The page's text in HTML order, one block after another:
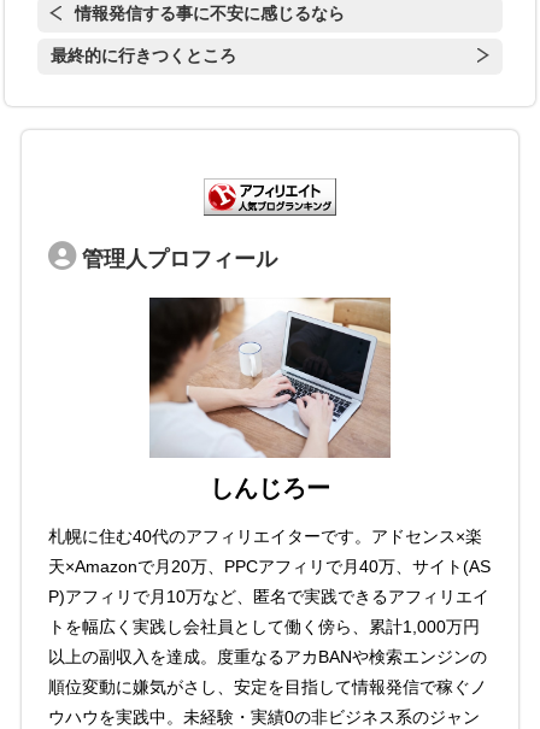
情報発信する事に不安に感じるなら
最終的に行きつくところ
管理人プロフィール
しんじろー
札幌に住む40代のアフィリエイターです。アドセンス×楽
天×Amazonで月20万、PPCアフィリで月40万、サイト(AS
P)アフィリで月10万など、匿名で実践できるアフィリエイ
トを幅広く実践し会社員として働く傍ら、累計1,000万円
以上の副収入を達成。度重なるアカBANや検索エンジンの
順位変動に嫌気がさし、安定を目指して情報発信で稼ぐノ
ウハウを実践中。未経験・実績0の非ビジネス系のジャン